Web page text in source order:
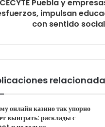
CECYTE Puebla y
impulsan
con sentido social
онлайн казино так упорно
выиграть: расклады с